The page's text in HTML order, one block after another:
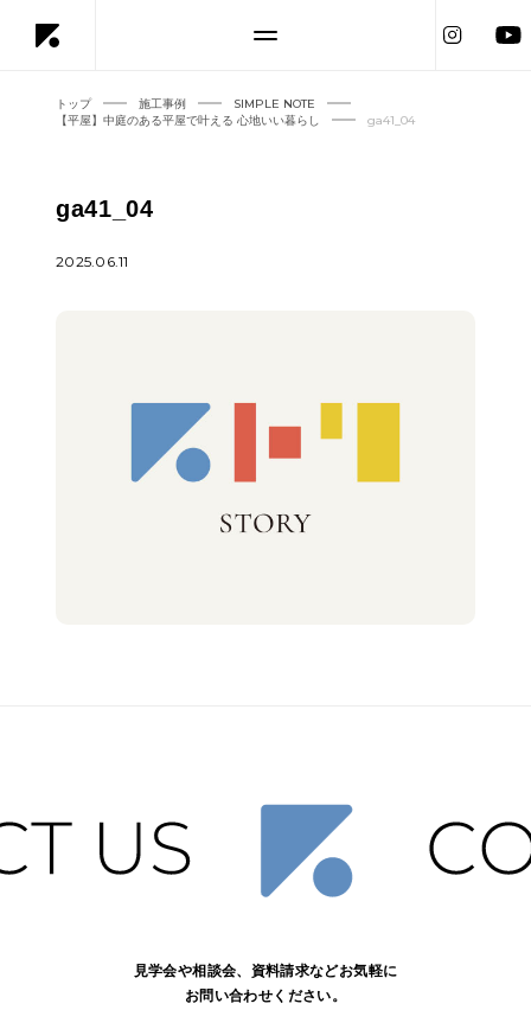
トップ 施工事例
SIMPLE NOTE
【平屋】中庭のある平屋で叶える 心地いい暮らし
ga41_04
ga41_04
2025.06.11
見学会や相談会、資料請求などお気軽に
お問い合わせください。